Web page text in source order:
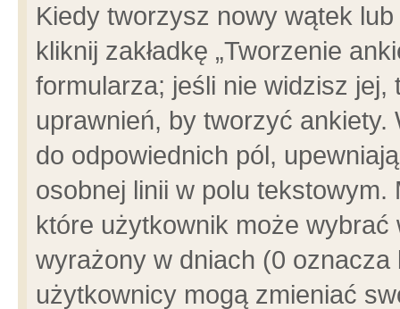
Kiedy tworzysz nowy wątek
kliknij zakładkę „Tworzenie
formularza; jeśli nie widzisz
uprawnień, by tworzyć ankiety.
do odpowiednich pól,
osobnej linii w polu
które użytkownik może
wyrażony w dniach (0
użytkownicy mogą zmieniać